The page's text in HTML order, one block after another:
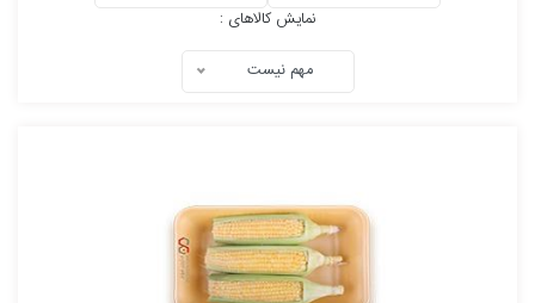
نمایش کالاهای :
مهم نیست